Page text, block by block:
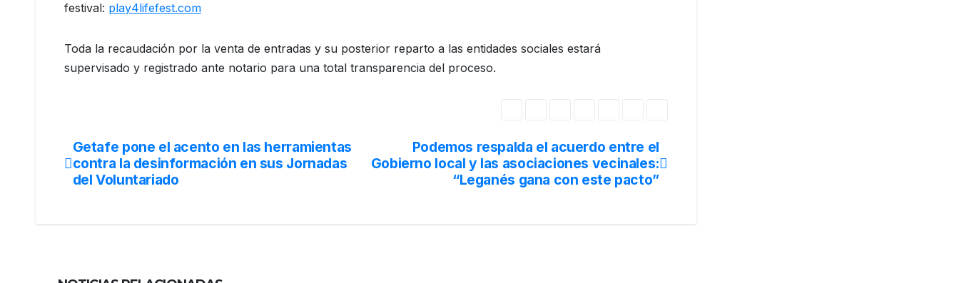
festival: play4lifefest.com
Toda la recaudación por la venta de entradas y su posterior reparto a las entidades sociales estará
supervisado y registrado ante notario para una total transparencia del proceso.
Podemos respalda el acuerdo entre el
Gobierno local y las asociaciones vecinales:
“Leganés gana con este pacto”
Getafe pone el acento en las herramientas
contra la desinformación en sus Jornadas
del Voluntariado